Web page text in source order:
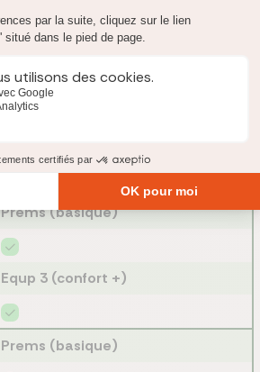
Equp 3 (confort +)
Prems (basique)
Prems (basique)
Equp 3 (confort +)
Prems (basique)